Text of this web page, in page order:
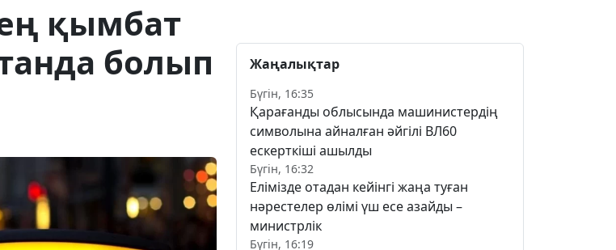
қымбат
болып
Жаңалықтар
Бүгін, 16:35
Қарағанды облысында машинистердің
символына айналған әйгілі ВЛ60
ескерткіші ашылды
Бүгін, 16:32
Елімізде отадан кейінгі жаңа туған
нәрестелер өлімі үш есе азайды –
министрлік
Бүгін, 16:19